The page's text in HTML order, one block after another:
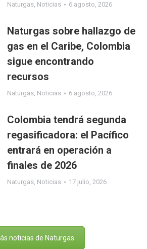
Naturgas, Noticias 6 agosto, 2026
Naturgas sobre hallazgo de
gas en el Caribe, Colombia
sigue encontrando
recursos
Naturgas, Noticias 6 agosto, 2026
Colombia tendrá segunda
regasificadora: el Pacífico
entrará en operación a
finales de 2026
Naturgas, Noticias 17 julio, 2026
noticias de Naturgas